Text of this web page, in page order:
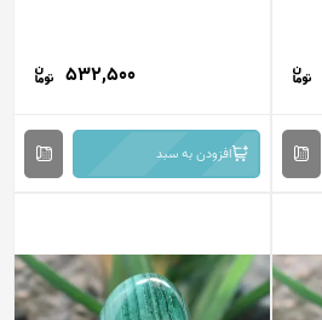
532,500
افزودن به سبد